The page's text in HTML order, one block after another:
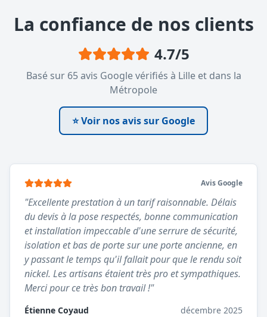
La confiance de nos clients
4.7/5
Basé sur 65avis Google vérifiés à Lille et dans la
Métropole
⭐ Voir nos avis sur Google
Avis Google
"Excellente prestation à un tarif raisonnable. Délais
du devis à la pose respectés, bonne communication
et installation impeccable d'une serrure de sécurité,
isolation et bas de porte sur une porte ancienne, en
y passant le temps qu'il fallait pour que le rendu soit
nickel. Les artisans étaient très pro et sympathiques.
Merci pour ce très bon travail !"
Étienne Coyaud décembre 2025